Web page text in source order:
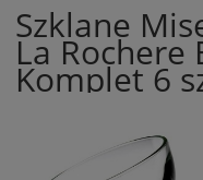
Szklane
La Rochere
Komplet 6